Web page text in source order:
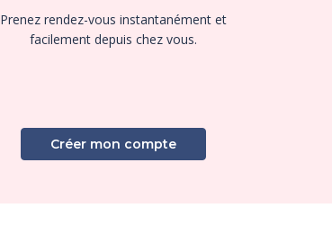
Prenez rendez-vous instantanément et
facilement depuis chez vous.
Créer mon compte